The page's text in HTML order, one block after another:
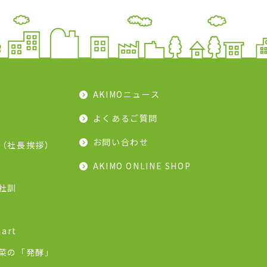
社長挨拶）
訓
の「発酵」
AKIMOニュース
よくあるご質問
お問い合わせ
AKIMO ONLINE SHOP